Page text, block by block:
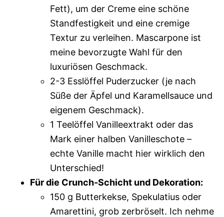
Fett), um der Creme eine schöne
Standfestigkeit und eine cremige
Textur zu verleihen. Mascarpone ist
meine bevorzugte Wahl für den
luxuriösen Geschmack.
2-3 Esslöffel Puderzucker (je nach
Süße der Äpfel und Karamellsauce und
eigenem Geschmack).
1 Teelöffel Vanilleextrakt oder das
Mark einer halben Vanilleschote –
echte Vanille macht hier wirklich den
Unterschied!
Für die Crunch-Schicht und Dekoration:
150 g Butterkekse, Spekulatius oder
Amarettini, grob zerbröselt. Ich nehme